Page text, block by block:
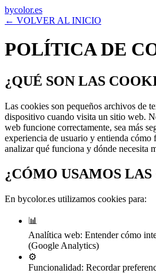
bycolor.es
← VOLVER AL INICIO
POLÍTICA DE
¿QUÉ SON LAS
Las cookies son pequeños archivos de
dispositivo cuando visita un sitio web.
web funcione correctamente, sea más
experiencia de usuario y entienda
analizar qué funciona y dónde necesita
¿CÓMO USAMOS
En bycolor.es utilizamos cookies para:
📊
Analítica web: Entender cómo
(Google Analytics)
⚙️
Funcionalidad: Recordar